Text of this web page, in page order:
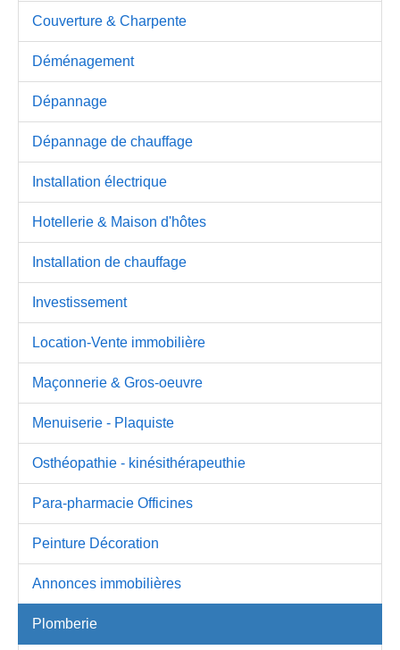
Couverture & Charpente
Déménagement
Dépannage
Dépannage de chauffage
Installation électrique
Hotellerie & Maison d'hôtes
Installation de chauffage
Investissement
Location-Vente immobilière
Maçonnerie & Gros-oeuvre
Menuiserie - Plaquiste
Osthéopathie - kinésithérapeuthie
Para-pharmacie Officines
Peinture Décoration
Annonces immobilières
Plomberie